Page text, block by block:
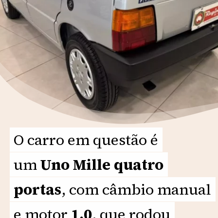
O carro em questão é
umUno Mille quatro
portas, com câmbio manual
O carro em questão é
umUno Mille quatro
portas, com câmbio manual